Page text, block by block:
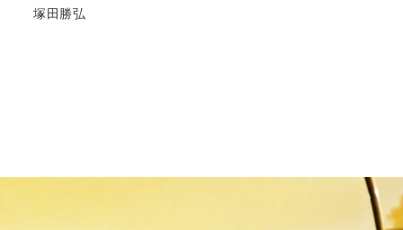
著
塚田勝弘